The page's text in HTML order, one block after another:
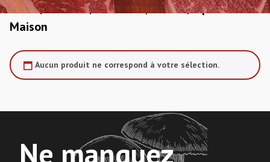
Accueil/ Boucherie/Viandes & Spécialités/ Specialités
Maison
Aucun produit ne correspond à votre sélection.
Ne manquez